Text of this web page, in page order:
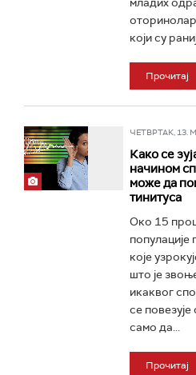
који су
Прочитај
ЧЕТВРТАК, 13.
Како се
начином
може да
тинитуса
Око 15
популације
које
што је
икаквог
се
само да...
Прочитај